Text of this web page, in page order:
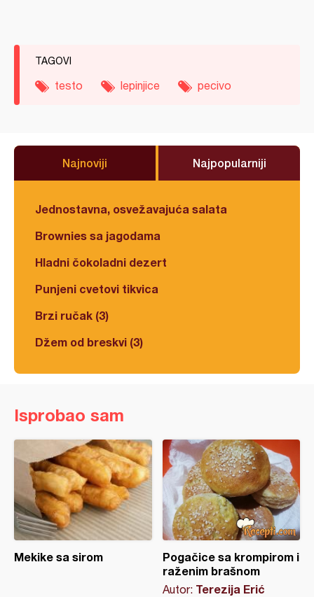
TAGOVI
testo lepinjice pecivo
Najnoviji Najpopularniji
Jednostavna, osvežavajuća salata
Brownies sa jagodama
Hladni čokoladni dezert
Punjeni cvetovi tikvica
Brzi ručak (3)
Džem od breskvi (3)
Isprobao sam
Mekike sa sirom
Pogačice sa krompirom i
raženim brašnom
Autor: Terezija Erić